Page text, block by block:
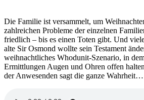
Die Familie ist versammelt, um
zahlreichen Probleme der einzelnen
friedlich – bis es einen Toten gibt. Und
alte Sir Osmond wollte sein Testament
weihnachtliches Whodunit-Szenario, in
Ermittlungen Augen und Ohren offen
der Anwesenden sagt die ganze Wahrheit…